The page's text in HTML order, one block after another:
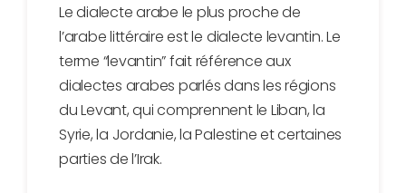
Le dialecte arabe le plus proche de
l’arabe littéraire est le dialecte levantin. Le
terme “levantin” fait référence aux
dialectes arabes parlés dans les régions
du Levant, qui comprennent le Liban, la
Syrie, la Jordanie, la Palestine et certaines
parties de l’Irak.